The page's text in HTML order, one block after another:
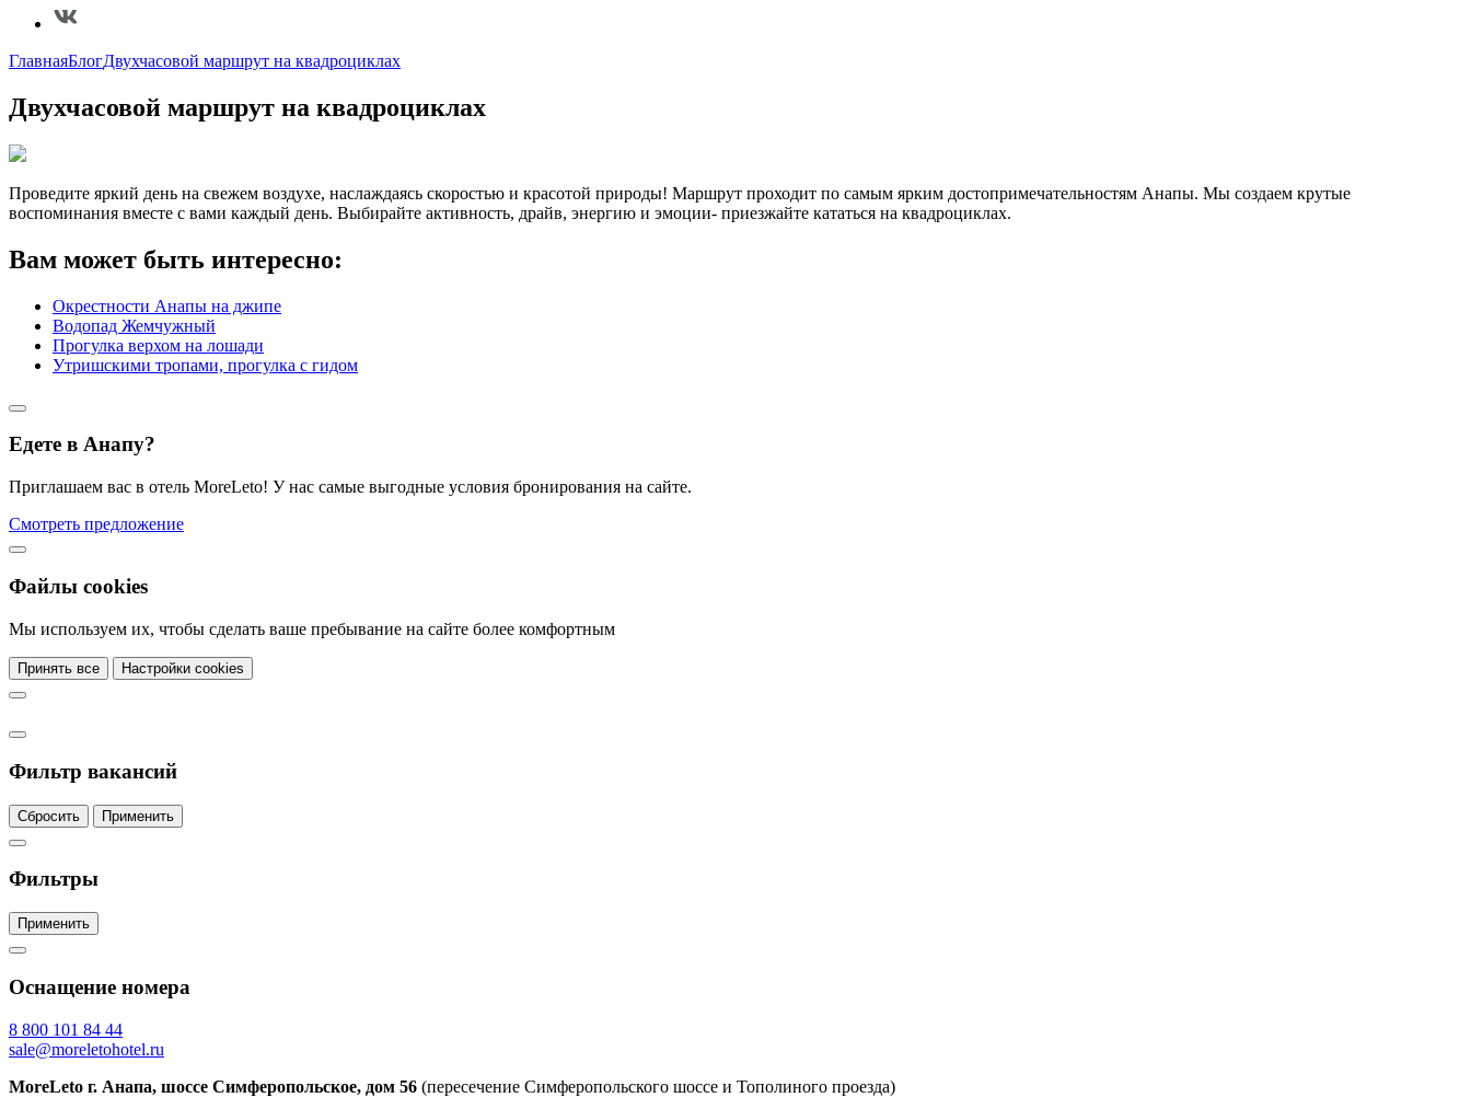
ГлавнаяБлогДвухчасовой маршрут на квадроциклах
Двухчасовой маршрут на квадроциклах
Проведите яркий день на свежем воздухе, наслаждаясь скоростью и красотой природы! Маршрут проходит по самым ярким достопримечательностям Анапы. Мы создаем крутые
воспоминания вместе с вами каждый день. Выбирайте активность, драйв, энергию и эмоции- приезжайте кататься на квадроциклах.
Вам может быть интересно:
Окрестности Анапы на джипе
Водопад Жемчужный
Прогулка верхом на лошади
Утришскими тропами, прогулка с гидом
Едете в Анапу?
Приглашаем вас в отель MoreLeto! У нас самые выгодные условия бронирования на сайте.
Смотреть предложение
Файлы cookies
Мы используем их, чтобы сделать ваше пребывание на сайте более комфортным
Принять все Настройки cookies
Фильтр вакансий
Сбросить Применить
Фильтры
Применить
Оснащение номера
8 800 101 84 44
sale@moreletohotel.ru
MoreLeto г. Анапа, шоссе Симферопольское, дом 56 (пересечение Симферопольского шоссе и Тополиного проезда)